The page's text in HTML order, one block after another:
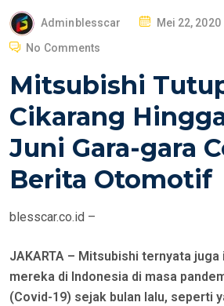
Adminblesscar
P
T
O
N
Mei 22, 2020
No Comments
Mitsubishi
Cikarang
Juni Gara-gara
Berita Otomotif
blesscar.co.id –
JAKARTA – Mitsubishi ternyata
mereka di Indonesia di masa
(Covid-19) sejak bulan lalu, seperti